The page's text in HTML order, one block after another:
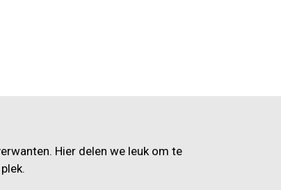
Hier delen we leuk om te